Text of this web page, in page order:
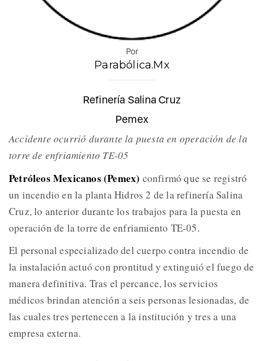
Por
Parabólica.Mx
Refinería Salina Cruz
Pemex
Accidente ocurrió durante la puesta en operación de la
torre de enfriamiento TE-05
Petróleos Mexicanos (Pemex) confirmó que se registró
un incendio en la planta Hidros 2 de la refinería Salina
Cruz, lo anterior durante los trabajos para la puesta en
operación de la torre de enfriamiento TE-05.
El personal especializado del cuerpo contra incendio de
la instalación actuó con prontitud y extinguió el fuego de
manera definitiva. Tras el percance, los servicios
médicos brindan atención a seis personas lesionadas, de
las cuales tres pertenecen a la institución y tres a una
empresa externa.